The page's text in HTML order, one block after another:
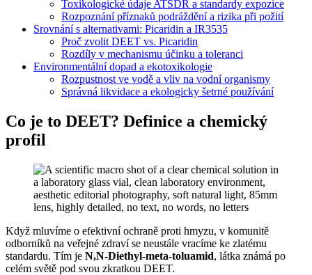
Toxikologické údaje ATSDR a standardy expozice
Rozpoznání příznaků podráždění a rizika při požití
Srovnání s alternativami: Picaridin a IR3535
Proč zvolit DEET vs. Picaridin
Rozdíly v mechanismu účinku a toleranci
Environmentální dopad a ekotoxikologie
Rozpustnost ve vodě a vliv na vodní organismy
Správná likvidace a ekologicky šetrné používání
Co je to DEET? Definice a chemický
profil
Když mluvíme o efektivní ochraně proti hmyzu, v komunitě
odborníků na veřejné zdraví se neustále vracíme ke zlatému
standardu. Tím je N,N-Diethyl-meta-toluamid, látka známá po
celém světě pod svou zkratkou DEET.